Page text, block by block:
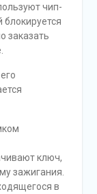
чип-
блокируется
заказать
ключ,
зажигания.
в